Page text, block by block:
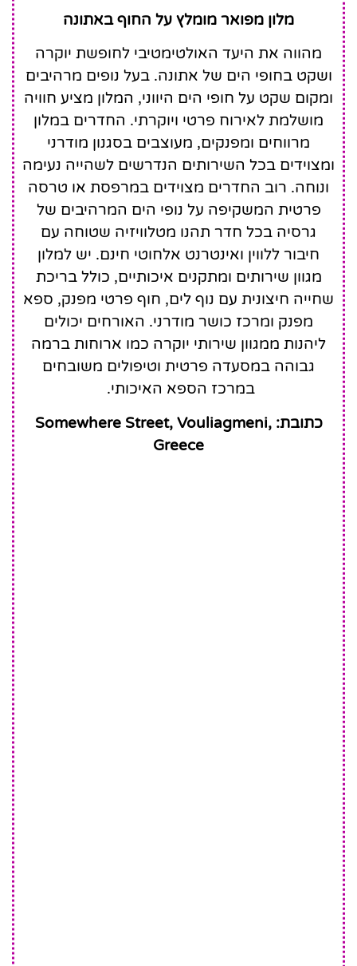
Somewhere
Vouliagmeni
מלון מפואר מומלץ על החוף באתונה
מהווה את היעד האולטימטיבי לחופשת יוקרה
ושקט בחופי הים של אתונה. בעל נופים מרהיבים
ומקום שקט על חופי הים היווני, המלון מציע חוויה
מושלמת לאירוח פרטי ויוקרתי. החדרים במלון
מרווחים ומפנקים, מעוצבים בסגנון מודרני
ומצוידים בכל השירותים הנדרשים לשהייה נעימה
ונוחה. רוב החדרים מצוידים במרפסת או טרסה
פרטית המשקיפה על נופי הים המרהיבים של
גרסיה בכל חדר תהנו מטלוויזיה שטוחה עם
חיבור ללווין ואינטרנט אלחוטי חינם. יש למלון
מגוון שירותים ומתקנים איכותיים, כולל בריכת
שחייה חיצונית עם נוף לים, חוף פרטי מפנק, ספא
מפנק ומרכז כושר מודרני. האורחים יכולים
ליהנות ממגוון שירותי יוקרה כמו ארוחות ברמה
גבוהה במסעדה פרטית וטיפולים משובחים
במרכז הספא האיכותי.
כתובת: Somewhere Street, Vouliagmeni,
Greece